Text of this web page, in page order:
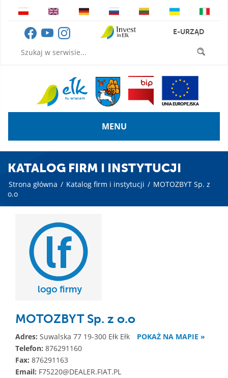
E-URZĄD
MENU
KATALOG FIRM I INSTYTUCJI
Strona główna / Katalog firm i instytucji / MOTOZBYT Sp. z
o.o
MOTOZBYT Sp. z o.o
Adres: Suwalska 77 19-300 Ełk Ełk
POKAŻ NA MAPIE »
Telefon: 876291160
Fax: 876291163
Email: F75220@DEALER.FIAT.PL